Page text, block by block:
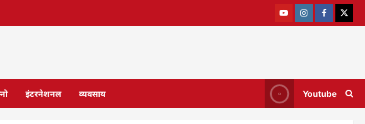
इंटरनेशनल व्यवसाय Youtube